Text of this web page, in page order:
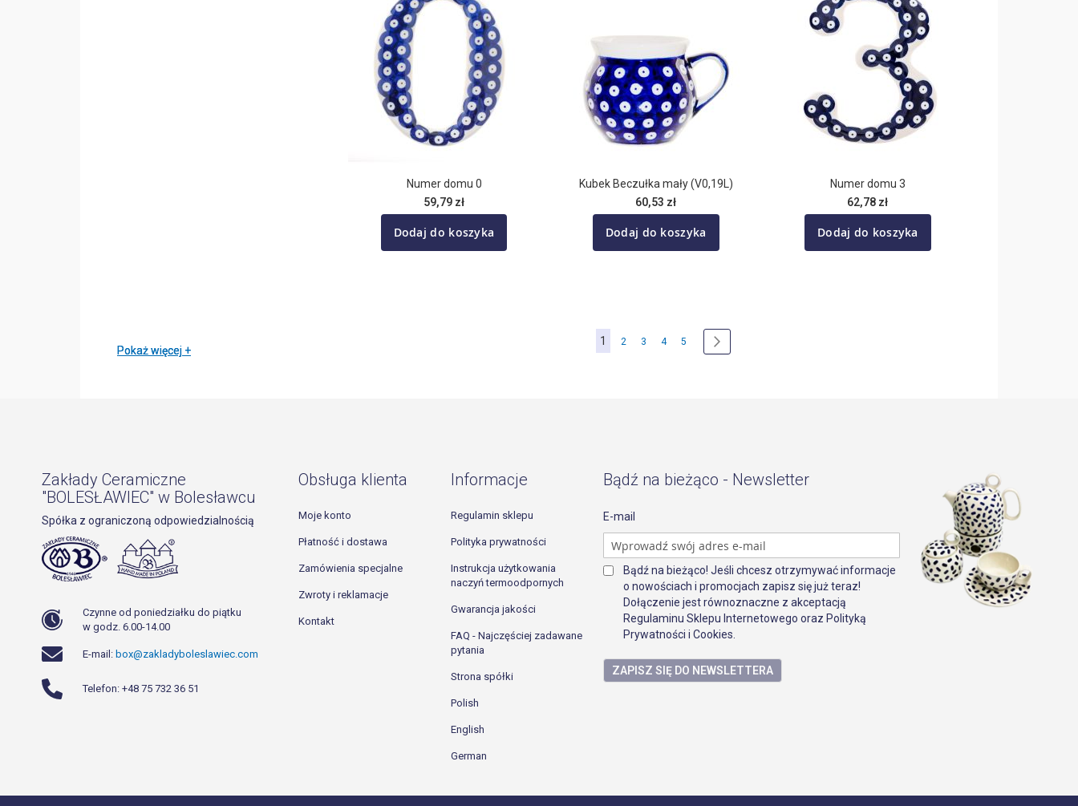
Numer domu 0
59,79 zł
Dodaj do koszyka
Kubek Beczułka mały (V0,19L)
60,53 zł
Dodaj do koszyka
Numer domu 3
62,78 zł
Dodaj do koszyka
Strona
Aktualnie czytasz stronę
1 Strona
2 Strona
3 Strona
4 Strona
5
Pokaż więcej
Pokaż więcej
Zakłady Ceramiczne
"BOLESŁAWIEC" w Bolesławcu
Spółka z ograniczoną odpowiedzialnością
Czynne od poniedziałku do piątku
w godz. 6.00-14.00
E-mail: box@zakladyboleslawiec.com
Telefon: +48 75 732 36 51
Obsługa klienta
Moje konto
Płatność i dostawa
Zamówienia specjalne
Zwroty i reklamacje
Kontakt
Informacje
Regulamin sklepu
Polityka prywatności
Instrukcja użytkowania
naczyń termoodpornych
Gwarancja jakości
FAQ - Najczęściej zadawane
pytania
Strona spółki
Polish
English
German
Bądź na bieżąco - Newsletter
E-mail
Bądź na bieżąco! Jeśli chcesz otrzymywać informacje
o nowościach i promocjach zapisz się już teraz!
Dołączenie jest równoznaczne z akceptacją
Regulaminu Sklepu Internetowego oraz Polityką
Prywatności i Cookies.
ZAPISZ SIĘ DO NEWSLETTERA